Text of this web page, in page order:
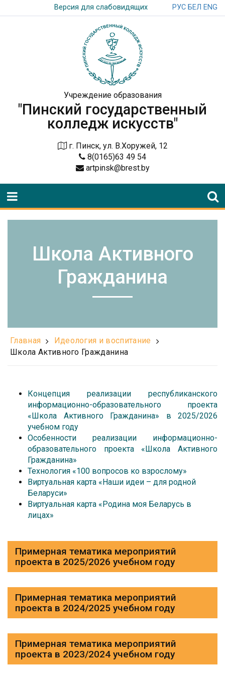
Версия для слабовидящих РУС БЕЛ ENG
Учреждение образования
"Пинский государственный
колледж искусств"
г. Пинск, ул. В.Хоружей, 12
8(0165)63 49 54
artpinsk@brest.by
Школа Активного
Гражданина
Главная
Идеология и воспитание
Школа Активного Гражданина
Концепция реализации республиканского
информационно-образовательного проекта
«Школа Активного Гражданина» в 2025/2026
учебном году
Особенности реализации информационно-
образовательного проекта «Школа Активного
Гражданина»
Технология «100 вопросов ко взрослому»
Виртуальная карта «Наши идеи – для родной
Беларуси»
Виртуальная карта «Родина моя Беларусь в
лицах»
Примерная тематика мероприятий
проекта в 2025/2026 учебном году
Примерная тематика мероприятий
проекта в 2024/2025 учебном году
Примерная тематика мероприятий
проекта в 2023/2024 учебном году